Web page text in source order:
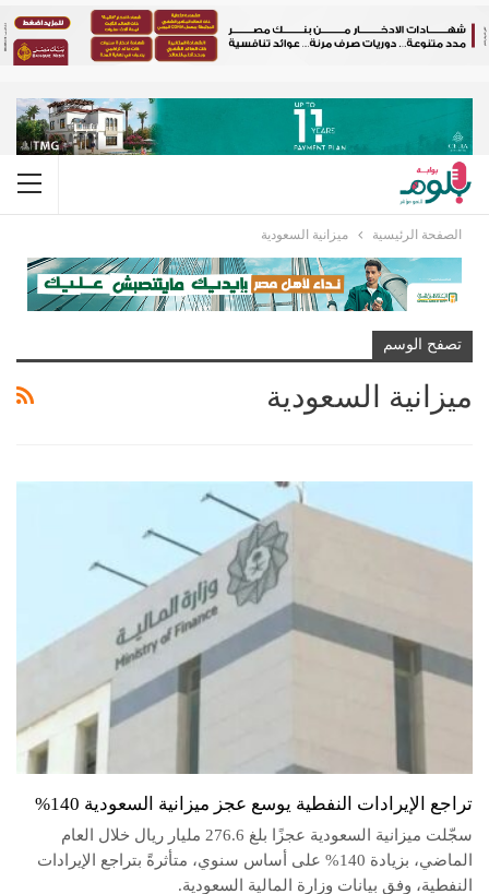
الصفحة الرئيسية ميزانية السعودية
تصفح الوسم
ميزانية السعودية
تراجع الإيرادات النفطية يوسع عجز ميزانية السعودية 140%
سجّلت ميزانية السعودية عجزًا بلغ 276.6 مليار ريال خلال العام
الماضي، بزيادة 140% على أساس سنوي، متأثرةً بتراجع الإيرادات
النفطية، وفق بيانات وزارة المالية السعودية.